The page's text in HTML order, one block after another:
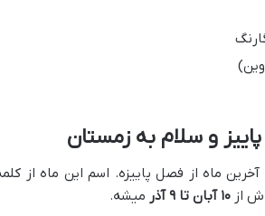
۱۰ آبان تا ۹ آذر میشه.